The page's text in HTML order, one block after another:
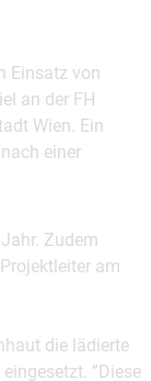
Einsatz von
an der FH
Wien. Ein
einer
Zudem
am
die lädierte
”Diese